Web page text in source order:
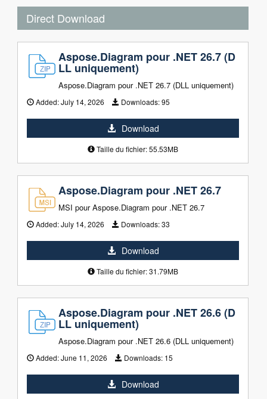
Direct Download
Aspose.Diagram pour .NET 26.7 (D
LL uniquement)
Aspose.Diagram pour .NET 26.7 (DLL uniquement)
Added:July 14, 2026 Downloads:95
Download
Taille du fichier: 55.53MB
Aspose.Diagram pour .NET 26.7
MSI pour Aspose.Diagram pour .NET 26.7
Added:July 14, 2026 Downloads:33
Download
Taille du fichier: 31.79MB
Aspose.Diagram pour .NET 26.6 (D
LL uniquement)
Aspose.Diagram pour .NET 26.6 (DLL uniquement)
Added:June 11, 2026 Downloads: 15
Download